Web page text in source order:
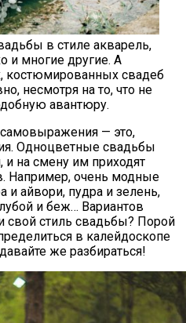
в стиле акварель,
и многие другие. А
костюмированных свадеб
несмотря на то, что не
авантюру.
— это,
Одноцветные свадьбы
на смену им приходят
Например, очень модные
и айвори, пудра и зелень,
и беж… Вариантов
свой стиль свадьбы? Порой
в калейдоскопе
же разбираться!